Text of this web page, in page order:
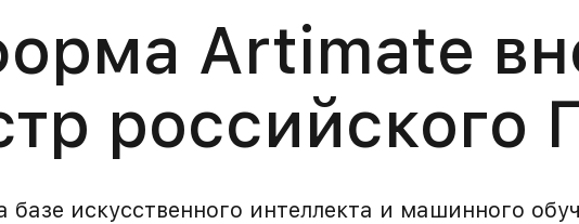
Artimate
российского
искусственного интеллекта и машинного